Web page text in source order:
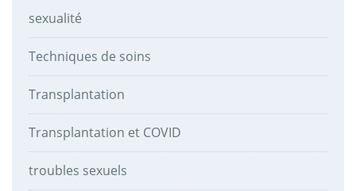
sexualité
Techniques de soins
Transplantation
Transplantation et COVID
troubles sexuels